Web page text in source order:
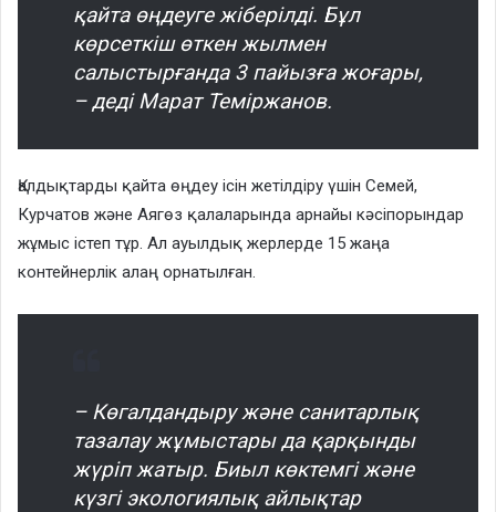
қайта өңдеуге жіберілді. Бұл
көрсеткіш өткен жылмен
салыстырғанда 3 пайызға жоғары,
– деді Марат Теміржанов.
Қалдықтарды қайта өңдеу ісін жетілдіру үшін Семей,
Курчатов және Аягөз қалаларында арнайы кәсіпорындар
жұмыс істеп тұр. Ал ауылдық жерлерде 15 жаңа
контейнерлік алаң орнатылған.
– Көгалдандыру және санитарлық
тазалау жұмыстары да қарқынды
жүріп жатыр. Биыл көктемгі және
күзгі экологиялық айлықтар